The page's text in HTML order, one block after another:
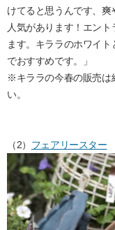
けてると思うんです、
人気があります！エン
ます。キララのホワイ
でおすすめです。」
※キララの今春の販売は
い。
（2） フェアリースター